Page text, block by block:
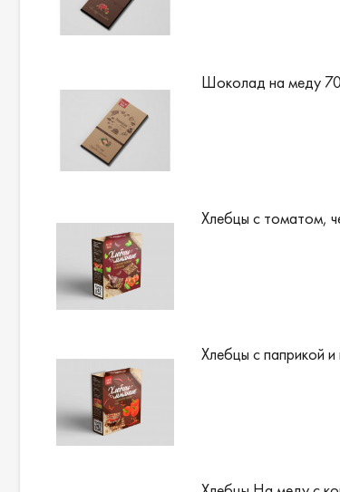
Шоколад на меду
Хлебцы с томатом,
Хлебцы с паприкой и